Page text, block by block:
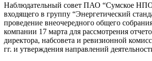
Наблюдательный совет ПАО “Сумское
входящего в группу “Энергетический
проведение внеочередного общего
компании 17 марта для рассмотрения
директора, набсовета и ревизионной
гг. и утверждения направлений